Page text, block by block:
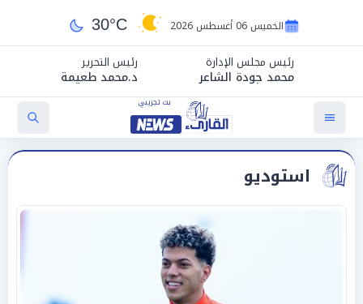
الخميس 06 أغسطس 2026 30°C
رئيس مجلس الإدارة
محمد جودة الشاعر
رئيس التحرير
د.محمد طعيمة
استوديو